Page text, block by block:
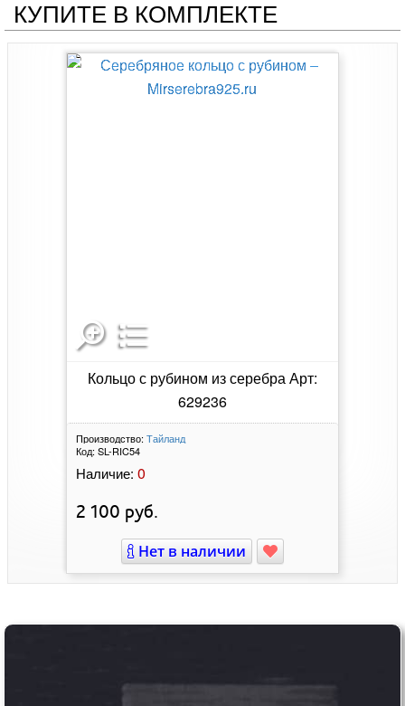
КУПИТЕ В КОМПЛЕКТЕ
Кольцо с рубином из серебра Арт:
629236
Производство: Тайланд
Код: SL-RIC54
Наличие: 0
2 100 руб.
Нет в наличии